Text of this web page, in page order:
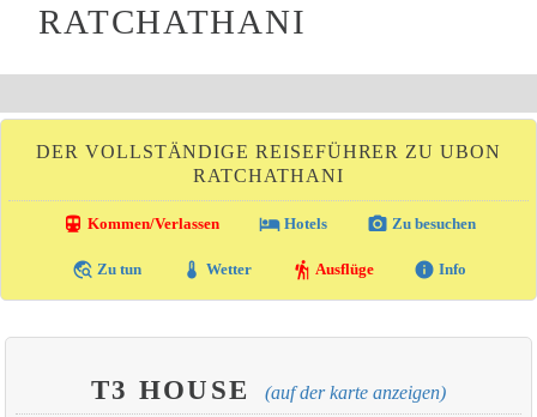
RATCHATHANI
DER VOLLSTÄNDIGE REISEFÜHRER ZU UBON
RATCHATHANI
directions_transit Kommen/Verlassen local_hotelHotels photo_camera Zu besuchen
travel_explore Zu tun thermostat Wetter hiking Ausflüge info Info
T3 HOUSE (auf der karte anzeigen)